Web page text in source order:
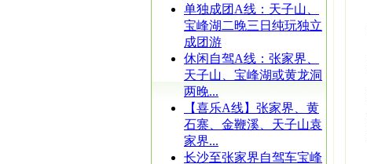
单独成团A线：天子山、
宝峰湖二晚三日纯玩独立
成团游
休闲自驾A线：张家界、
天子山、宝峰湖或黄龙洞
两晚...
【喜乐A线】张家界、黄
石寨、金鞭溪、天子山袁
家界...
长沙至张家界自驾车宝峰